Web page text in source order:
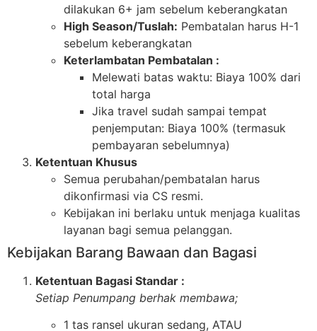
dilakukan 6+ jam sebelum keberangkatan
High Season/Tuslah: Pembatalan harus H-1
sebelum keberangkatan
Keterlambatan Pembatalan :
Melewati batas waktu: Biaya 100% dari
total harga
Jika travel sudah sampai tempat
penjemputan: Biaya 100% (termasuk
pembayaran sebelumnya)
Ketentuan Khusus
Semua perubahan/pembatalan harus
dikonfirmasi via CS resmi.
Kebijakan ini berlaku untuk menjaga kualitas
layanan bagi semua pelanggan.
Kebijakan Barang Bawaan dan Bagasi
Ketentuan Bagasi Standar :
Setiap Penumpang berhak membawa;
1 tas ransel ukuran sedang, ATAU